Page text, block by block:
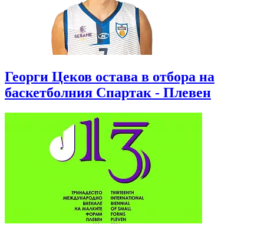
Георги Цеков остава в отбора на
баскетболния Спартак - Плевен